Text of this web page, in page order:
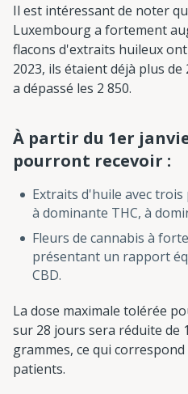
Il est intéressant de noter
Luxembourg a fortement
flacons d'extraits huileux
2023, ils étaient déjà plus
a dépassé les 2 850.
À partir du 1er
pourront recevoir :
Extraits d'huile avec
à dominante THC, à
Fleurs de cannabis à
présentant un rapport
CBD.
La dose maximale tolérée
sur 28 jours sera réduite de
grammes, ce qui
patients.